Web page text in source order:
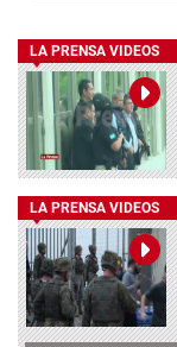
LA PRENSA VIDEOS
LA PRENSA VIDEOS